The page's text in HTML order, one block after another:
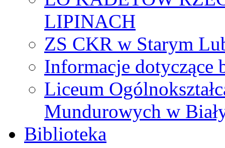
LIPINACH
ZS CKR w Starym
Informacje dotyczące
Liceum
Mundurowych w
Biblioteka